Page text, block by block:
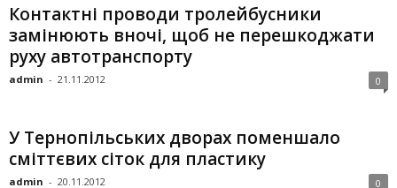
Контактні проводи тролейбусники
замінюють вночі, щоб не перешкоджати
руху автотранспорту
admin - 21.11.2012 0
У Тернопільських дворах поменшало
сміттєвих сіток для пластику
admin - 20.11.2012 0